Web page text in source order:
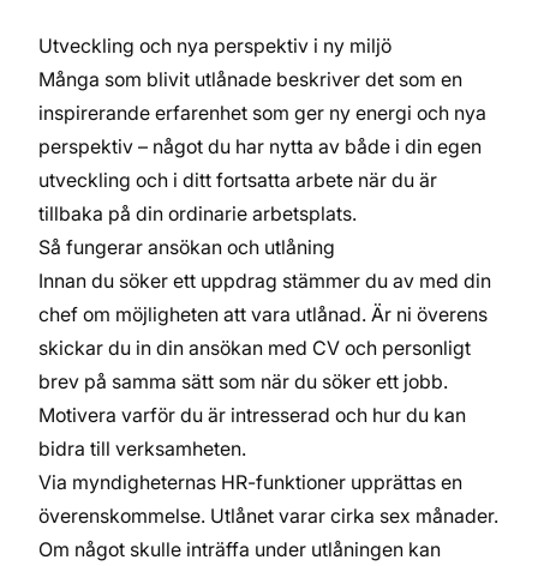
Utveckling och nya perspektiv i ny miljö
Många som blivit utlånade beskriver det som en
inspirerande erfarenhet som ger ny energi och nya
perspektiv – något du har nytta av både i din egen
utveckling och i ditt fortsatta arbete när du är
tillbaka på din ordinarie arbetsplats.
Så fungerar ansökan och utlåning
Innan du söker ett uppdrag stämmer du av med din
chef om möjligheten att vara utlånad. Är ni överens
skickar du in din ansökan med CV och personligt
brev på samma sätt som när du söker ett jobb.
Motivera varför du är intresserad och hur du kan
bidra till verksamheten.
Via myndigheternas HR-funktioner upprättas en
överenskommelse. Utlånet varar cirka sex månader.
Om något skulle inträffa under utlåningen kan